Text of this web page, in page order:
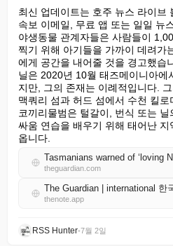
최신 업데이트는 호주 뉴스 라이브
속보 이메일, 무료 앱 또는 일일 뉴
야생동물 관계자들은 사람들이
찍기 위해 아기들을 가까이 데려가
에게 공간을 내어줄 것을 경고했습
닐은 2020년 10월 태즈메이니아에
지만, 그의 존재는 이례적입니다.
맥쿼리 섬과 허드 섬에서 수천 킬로
코끼리물범은 털갈이, 번식 또는
싸움 연습을 배우기 위해 태어난
옵니다.
theguardian.com
The Guardian | international 한
thenote.app
RSS Hunter•7월 2일